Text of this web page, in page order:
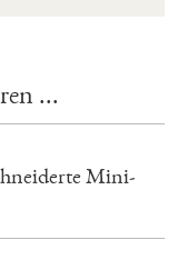
...
Mini-